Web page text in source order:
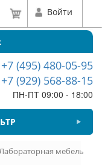
Войти
+7 (495) 480-05-95
+7 (929) 568-88-15
ПН-ПТ 09:00 - 18:00
мебель